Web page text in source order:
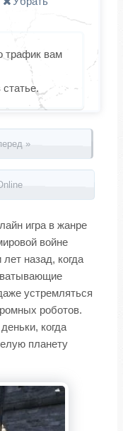
трафик вам
»
игра в жанре
войне
назад, когда
устремляться
роботов.
когда
планету